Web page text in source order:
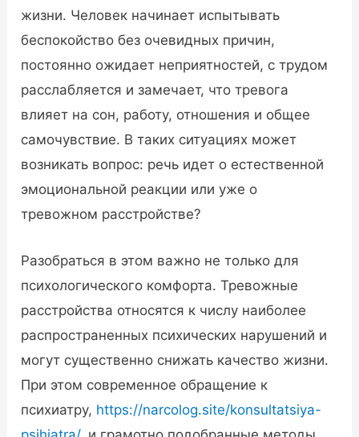
жизни. Человек начинает испытывать
беспокойство без очевидных причин,
постоянно ожидает неприятностей, с трудом
расслабляется и замечает, что тревога
влияет на сон, работу, отношения и общее
самочувствие. В таких ситуациях может
возникать вопрос: речь идет о естественной
эмоциональной реакции или уже о
тревожном расстройстве?
Разобраться в этом важно не только для
психологического комфорта. Тревожные
расстройства относятся к числу наиболее
распространенных психических нарушений и
могут существенно снижать качество жизни.
При этом современное обращение к
психиатру, https://narcolog.site/konsultatsiya-